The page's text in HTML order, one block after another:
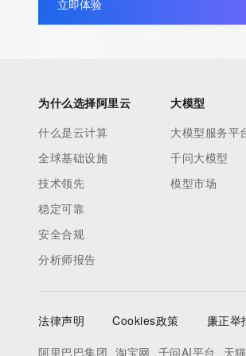
legitimate interest and a proper legal
access/ Identity Digital Inc. and, if
any time. By submitting this query, you
      ],
      "links": [
        {
          "rel": "terms-of-service",
        }
      ]
立即体验
为什么选择阿里云
什么是云计算
全球基础设施
技术领先
稳定可靠
安全合规
分析师报告
大模型
大模型服务平
千问大模型
模型市场
法律声明 Cookies政策 廉正举
阿里巴巴集团 淘宝网 千问AI平台 天猫